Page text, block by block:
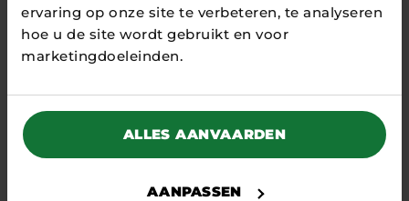
ervaring op onze site te verbeteren, te analyseren
hoe u de site wordt gebruikt en voor
marketingdoeleinden.
ALLES AANVAARDEN
AANPASSEN
17 APRIL 2026
Samenwerking rond Thorizon